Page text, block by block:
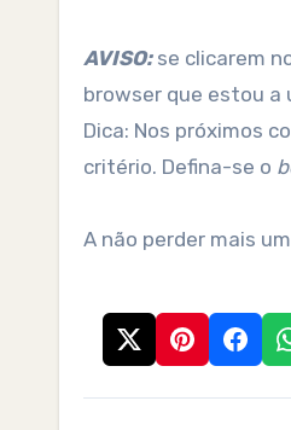
AVISO:se clicarem
browser que estou a
Dica: Nos próximos
critério. Defina-se o
A não perder mais